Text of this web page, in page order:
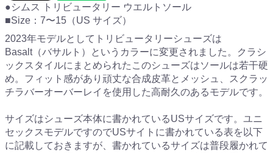
●シムス トリビュータリー ウエルトソール
■Size：7〜15（US サイズ）
2023年モデルとしてトリビュータリーシューズは
Basalt（バサルト）というカラーに変更されました。クラシ
ックスタイルにまとめられたこのシューズはソールは若干硬
め。フィット感があり頑丈な合成皮革とメッシュ、スクラッ
チラバーオーバーレイを使用した高耐久のあるモデルです。
サイズはシューズ本体に書かれているUSサイズです。ユニ
セックスモデルですのでUSサイトに書かれている表を以下
に記載しておきますが、書かれているサイズは普段履かれて